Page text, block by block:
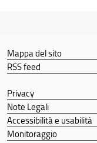
Mappa del sito
RSS feed
Privacy
Note Legali
Accessibilità e usabilità
Monitoraggio